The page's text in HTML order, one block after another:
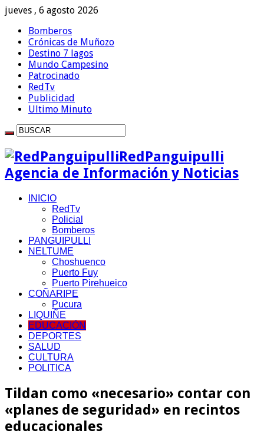
jueves , 6 agosto 2026
Bomberos
Crónicas de Muñozo
Destino 7 lagos
Mundo Campesino
Patrocinado
RedTv
Publicidad
Ultimo Minuto
RedPanguipulli
Agencia de Información y Noticias
INICIO
RedTv
Policial
Bomberos
PANGUIPULLI
NELTUME
Choshuenco
Puerto Fuy
Puerto Pirehueico
COÑARIPE
Pucura
LIQUIÑE
EDUCACIÓN
DEPORTES
SALUD
CULTURA
POLITICA
Tildan como «necesario» contar con
«planes de seguridad» en recintos
educacionales